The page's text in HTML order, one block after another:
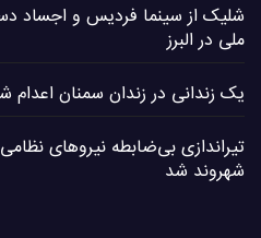
شلیک از سینما فردیس و اجساد
ملی در البرز
یک زندانی در زندان سمنان اعدام
تیراندازی بی‌ضابطه نیروهای
شهروند شد